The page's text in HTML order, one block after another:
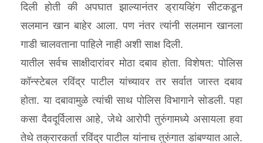
दिली होती की अपघात झाल्यानंतर ड्रायव्हिंग सीटकडून
सलमान खान बाहेर आला. पण नंतर त्यांनी सलमान खानला
गाडी चालवताना पाहिले नाही अशी साक्ष दिली.
यातील सर्वच साक्षीदारांवर मोठा दबाव होता. विशेषत: पोलिस
कॉन्स्टेबल रविंद्र पाटील यांच्यावर तर सर्वात जास्त दबाव
होता. या दबावामुळे त्यांची साथ पोलिस विभागाने सोडली. पहा
कसा दैवदूर्विलास आहे, जेथे आरोपी तुरुंगामध्ये असायला हवा
तेथे तक्रारकर्ता रविंद्र पाटील यांनाच तुरुंगात डांबण्यात आले.